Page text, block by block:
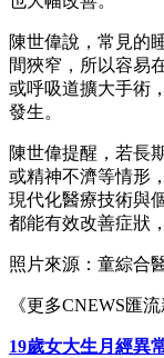
陳世偉說，常見的
間狹窄，所以容易
或呼吸道擴大手術
發生。
陳世偉提醒，若長
或精神不濟等情形
現代化醫療技術與
都能有效改善症狀
照片來源：童綜合
《更多CNEWS匯
19歲女大生月經異